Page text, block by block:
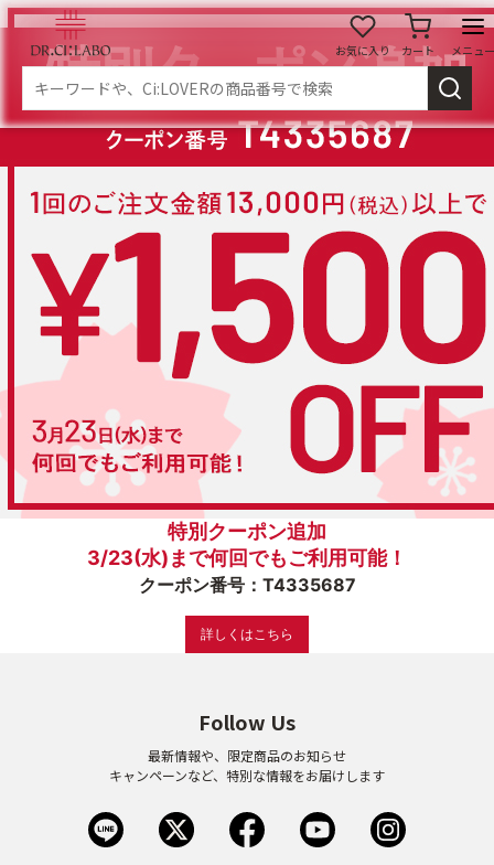
お気に入り カート メニュー
新規会員登録 ログイン
マイページ
商品カテゴリーから探す
メイク落とし 洗顔
角質・導入美容液 化粧水
乳液 美容液
ゲル クリーム
プロダクトラインから探す
VC100ライン
エンリッチリフトライン
エンリッチメディカリフトライン
センシティブライン
モイスチャーライン
ブライトニングライン
特別クーポン追加
3/23(水)まで何回でもご利用可能！
クーポン番号：T4335687
詳しくはこちら
Follow Us
最新情報や、限定商品のお知らせ
キャンペーンなど、特別な情報をお届けします